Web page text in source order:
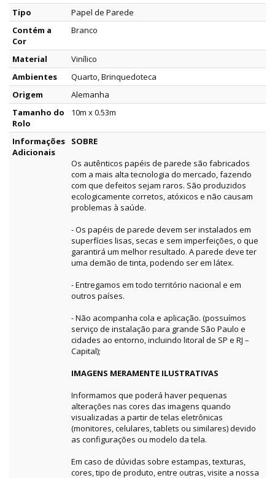
Tipo
Papel de Parede
Contém a
Cor
Branco
Material
Vinílico
Ambientes
Quarto, Brinquedoteca
Origem
Alemanha
Tamanho do
Rolo
10m x 0.53m
Informações
Adicionais
SOBRE
Os autênticos papéis de parede são fabricados
com a mais alta tecnologia do mercado, fazendo
com que defeitos sejam raros. São produzidos
ecologicamente corretos, atóxicos e não causam
problemas à saúde.
- Os papéis de parede devem ser instalados em
superfícies lisas, secas e sem imperfeições, o que
garantirá um melhor resultado. A parede deve ter
uma demão de tinta, podendo ser em látex.
- Entregamos em todo território nacional e em
outros países.
- Não acompanha cola e aplicação. (possuímos
serviço de instalação para grande São Paulo e
cidades ao entorno, incluindo litoral de SP e RJ –
Capital);
IMAGENS MERAMENTE ILUSTRATIVAS
Informamos que poderá haver pequenas
alterações nas cores das imagens quando
visualizadas a partir de telas eletrônicas
(monitores, celulares, tablets ou similares) devido
as configurações ou modelo da tela.
Em caso de dúvidas sobre estampas, texturas,
cores, tipo de produto, entre outras, visite a nossa